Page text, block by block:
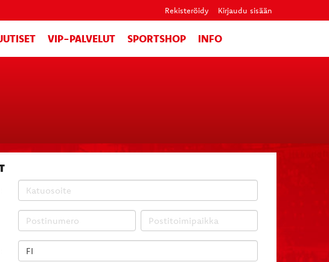
Rekisteröidy Kirjaudu sisään
VIP-PALVELUT SPORTSHOP INFO